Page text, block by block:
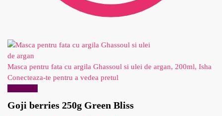
Masca pentru fata cu argila Ghassoul si ulei de argan, 200ml, Isha
Conecteaza-te pentru a vedea pretul
Goji berries 250g Green Bliss